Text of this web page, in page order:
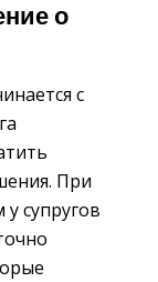
о
с
При
супругов